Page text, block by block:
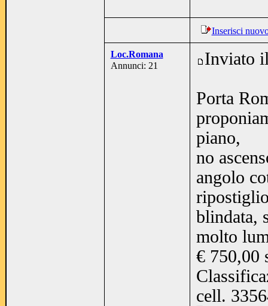
Inserisci
Loc.Romana
Annunci: 21
Inviato
Porta
piano,
no
angolo
blindata,
molto
€ 750,00
cell.